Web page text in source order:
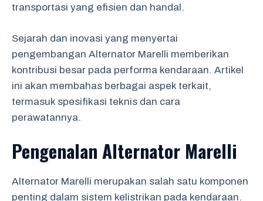
transportasi yang efisien dan handal.
Sejarah dan inovasi yang menyertai
pengembangan Alternator Marelli memberikan
kontribusi besar pada performa kendaraan. Artikel
ini akan membahas berbagai aspek terkait,
termasuk spesifikasi teknis dan cara
perawatannya.
Pengenalan Alternator Marelli
Alternator Marelli merupakan salah satu komponen
penting dalam sistem kelistrikan pada kendaraan.